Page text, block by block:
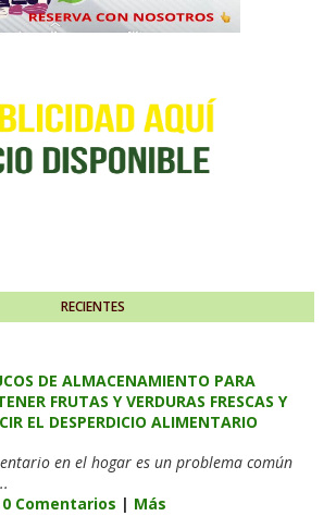
RECIENTES
DE ALMACENAMIENTO PARA
FRUTAS Y VERDURAS FRESCAS Y
EL DESPERDICIO ALIMENTARIO
en el hogar es un problema común
0 Comentarios | Más